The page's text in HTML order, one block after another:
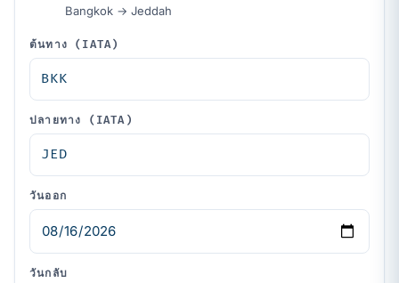
Bangkok → Jeddah
ต้นทาง (IATA)
ปลายทาง (IATA)
วันออก
วันกลับ